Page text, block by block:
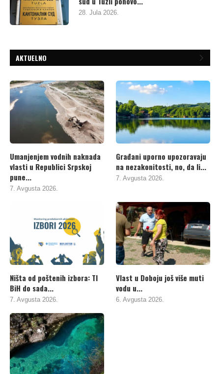
28. Jula 2026.
AKTUELNO
Umanjenjem vodnih naknada
vlasti u Republici Srpskoj
pune...
7. Avgusta 2026.
Građani uporno upozoravaju
na nezakonitosti, no, da li...
7. Avgusta 2026.
Ništa od poštenih izbora: TI
BiH do sada...
7. Avgusta 2026.
Vlast u Doboju još više muti
vodu u...
6. Avgusta 2026.